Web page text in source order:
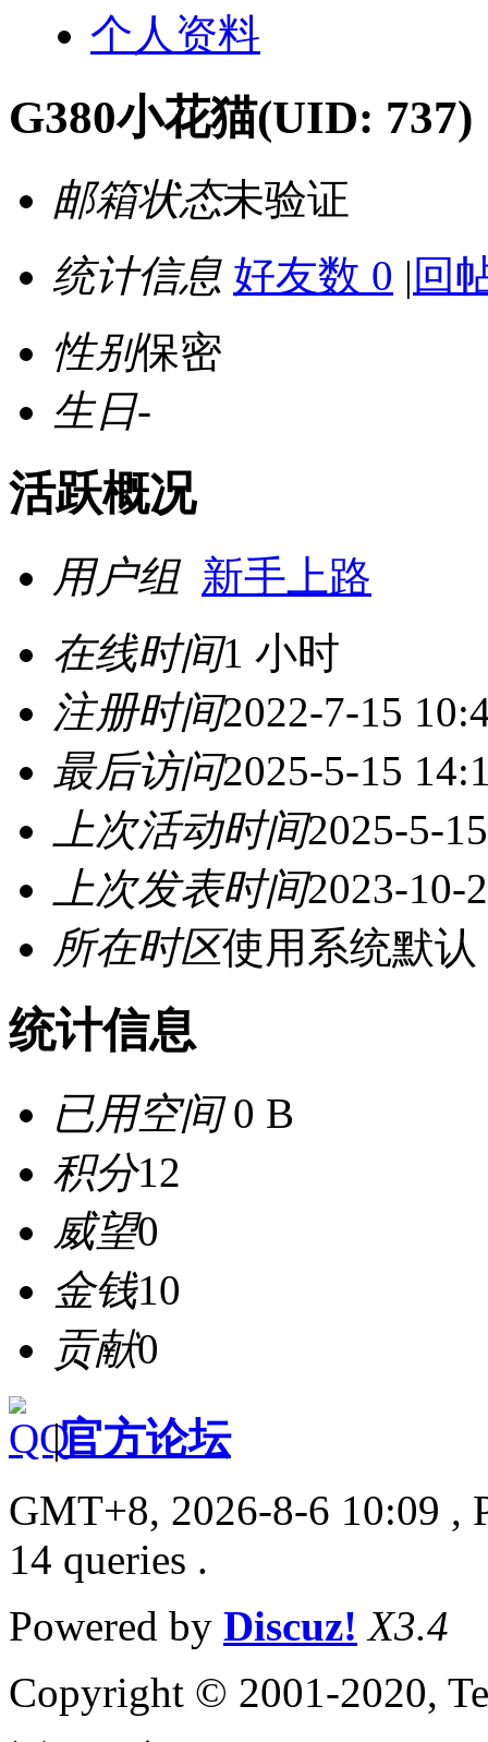
个人资料
G380小花猫(UID: 737)
邮箱状态未验证
统计信息 好友数 0 | 回
性别保密
生日-
活跃概况
用户组 新手上路
在线时间1 小时
注册时间2022-7-15
最后访问2025-5-15
上次活动时间2025-5-
上次发表时间2023-10-
所在时区使用系统默认
统计信息
已用空间0 B
积分12
威望0
金钱10
贡献0
|官方论坛
GMT+8, 2026-8-6 10:09 ,
14 queries .
Powered by Discuz! X3.4
Copyright © 2001-2020,